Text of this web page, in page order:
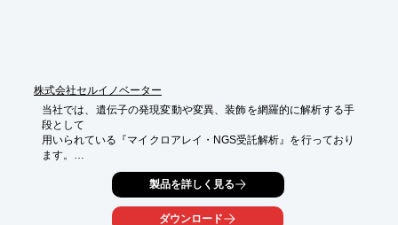
株式会社セルイノベーター
当社では、遺伝子の発現変動や変異、装飾を網羅的に解析する手
段として
用いられている『マイクロアレイ・NGS受託解析』を行っており
ます。
これらの解析で得られるデータは膨大で、このデータを有効活用
実験の計画からデータ解析まで、”使える”データをお届けしま
製品を詳しく見る
ダウンロード